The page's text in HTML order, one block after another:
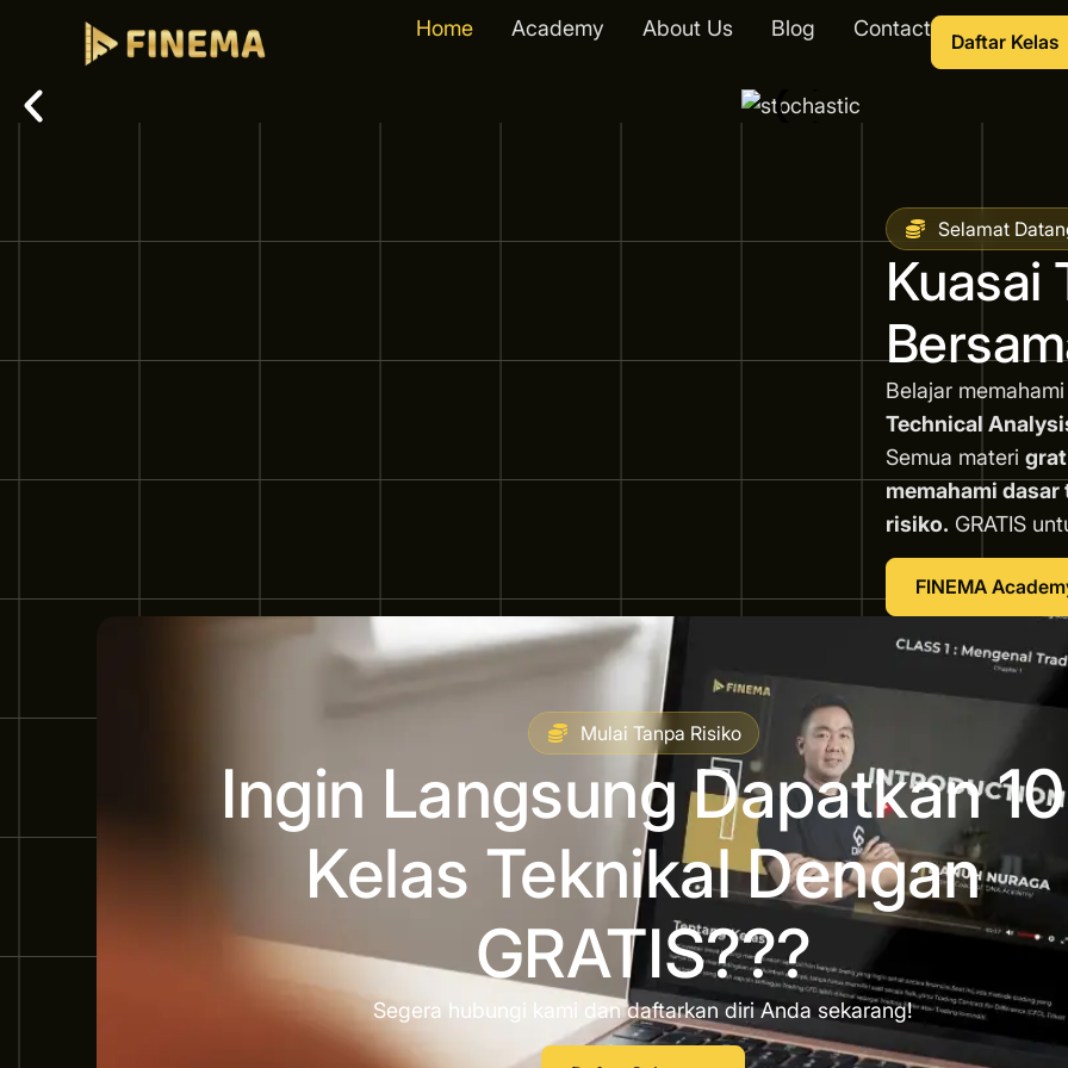
Home Academy About Us Blog Contact
Daftar Kelas
Selamat
Kuasai
Belajar
Technical
Semua materi
memahami
risiko. GRATIS
FINEMA
Mulai Tanpa Risiko
Ingin Langsung Dapatkan 10
Kelas Teknikal Dengan
GRATIS???
Segera hubungi kami dan daftarkan diri Anda sekarang!